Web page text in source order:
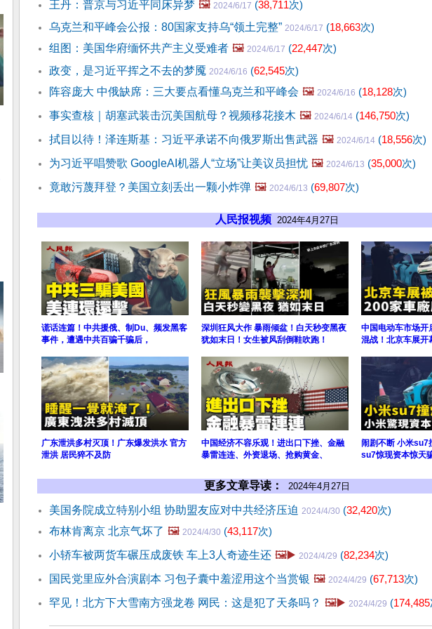
王丹：普京与习近平同床异梦 🖼️ 2024/6/17 (38,711次)
乌克兰和平峰会公报：80国家支持乌“领土完整” 2024/6/17 (18,663次)
组图：美国华府缅怀共产主义受难者 🖼️ 2024/6/17 (22,447次)
政变，是习近平挥之不去的梦魇 2024/6/16 (62,545次)
阵容庞大 中俄缺席：三大要点看懂乌克兰和平峰会 🖼️ 2024/6/16 (18,128次)
事实查核｜胡塞武装击沉美国航母？视频移花接木 🖼️ 2024/6/14 (146,750次)
拭目以待！泽连斯基：习近平承诺不向俄罗斯出售武器 🖼️ 2024/6/14 (18,556次)
为习近平唱赞歌 GoogleAI机器人“立场”让美议员担忧 🖼️ 2024/6/13 (35,000次)
竟敢污蔑拜登？美国立刻丢出一颗小炸弹 🖼️ 2024/6/13 (69,807次)
人民报视频 2024年4月27日
谎话连篇！中共援俄、制Du、频发黑客
事件，遭遇中共百骗千骗后，
深圳狂风大作 暴雨倾盆！白天秒变黑夜
犹如末日！女生被风刮倒鞋吹跑！
中国电动车市场开
混战！北京车展开
广东泄洪多村灭顶！广东爆发洪水 官方
泄洪 居民猝不及防
中国经济不容乐观！进出口下挫、金融
暴雷连连、外资退场、抢购黄金、
闹剧不断 小米su7
su7惊现资本惊天
更多文章导读： 2024年4月27日
美国务院成立特别小组 协助盟友应对中共经济压迫 2024/4/30 (32,420次)
布林肯离京 北京气坏了 🖼️ 2024/4/30 (43,117次)
小轿车被两货车碾压成废铁 车上3人奇迹生还 🖼️▶️ 2024/4/29 (82,234次)
国民党里应外合演剧本 习包子囊中羞涩用这个当赏银 🖼️ 2024/4/29 (67,713次)
罕见！北方下大雪南方强龙卷 网民：这是犯了天条吗？ 🖼️▶️ 2024/4/29 (174,485